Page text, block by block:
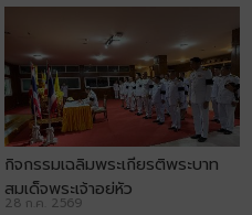
กิจกรรมเฉลิมพระเกียรติพระบาท
สมเด็จพระเจ้าอยู่หัว
28 ก.ค. 2569